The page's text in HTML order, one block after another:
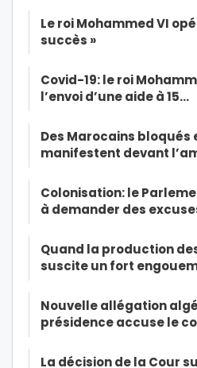
Le roi Mohammed VI
succès »
Covid-19: le roi
l’envoi d’une aide à 15…
Des Marocains bloqués
manifestent devant
Colonisation: le
à demander des
Quand la production
suscite un fort
Nouvelle allégation
présidence accuse le
La décision de la Cour